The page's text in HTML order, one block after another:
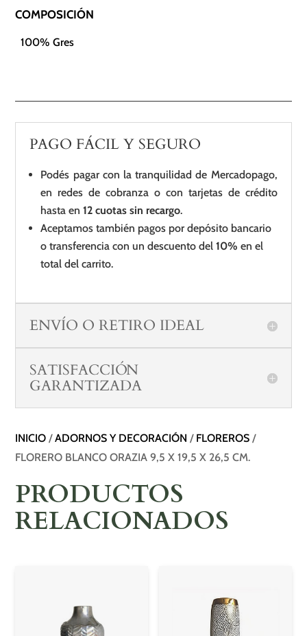
COMPOSICIÓN
100% Gres
PAGO FÁCIL Y SEGURO
Podés pagar con la tranquilidad de Mercadopago,
en redes de cobranza o con tarjetas de crédito
hasta en12 cuotas sin recargo.
Aceptamos también pagos por depósito bancario
o transferencia con un descuento del10% en el
total del carrito.
ENVÍO O RETIRO IDEAL
SATISFACCIÓN
GARANTIZADA
INICIO /ADORNOS Y DECORACIÓN / FLOREROS /
FLORERO BLANCO ORAZIA 9,5 X 19,5 X 26,5 CM.
PRODUCTOS
RELACIONADOS